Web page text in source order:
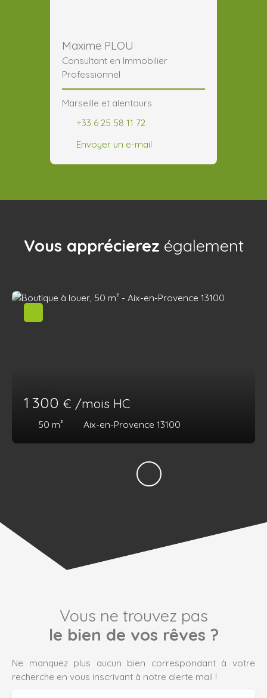
Maxime PLOU
Consultant en Immobilier
Professionnel
Marseille et alentours
+33 6 25 58 11 72
Envoyer un e-mail
Vous apprécierez également
1 300 € /mois HC
50 m² Aix-en-Provence 13100
Vous ne trouvez pas
le bien de vos rêves ?
Ne manquez plus aucun bien correspondant à votre
recherche en vous inscrivant à notre alerte mail !